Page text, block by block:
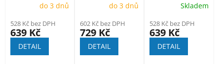
do pasu
do 3 dnů
528 Kč bez DPH
639 Kč
DETAIL
do 3 dnů
602 Kč bez DPH
729 Kč
DETAIL
do pasu žluté
Skladem
528 Kč bez DPH
639 Kč
DETAIL